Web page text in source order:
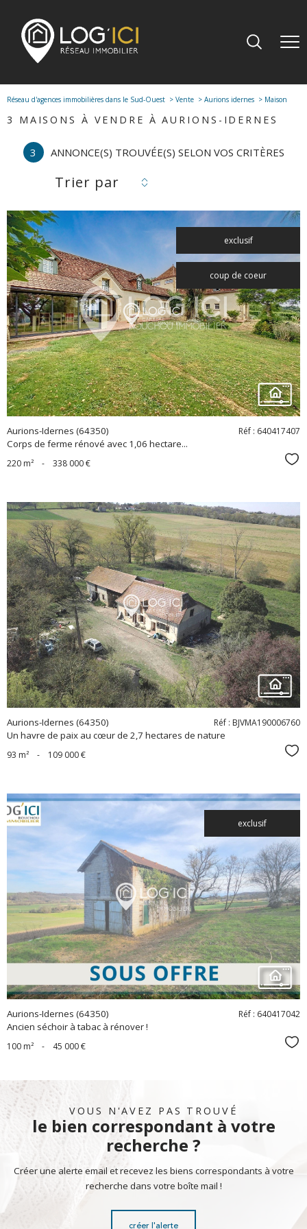
Réseau d'agences immobilières dans le Sud-Ouest Vente Aurions idernes Maison
3 MAISONS À VENDRE À AURIONS-IDERNES
3 ANNONCE(S) TROUVÉE(S) SELON VOS CRITÈRES
Trier par
exclusif
coup de coeur
voir le
bien
Aurions-Idernes (64350)
Corps de ferme rénové avec 1,06 hectare...
Réf : 640417407
220 m² - 338 000 €
voir le
bien
Aurions-Idernes (64350)
Un havre de paix au cœur de 2,7 hectares de nature
Réf : BJVMA190006760
93 m² - 109 000 €
exclusif
voir le
bien
Aurions-Idernes (64350)
Ancien séchoir à tabac à rénover !
Réf : 640417042
100 m² - 45 000 €
VOUS N'AVEZ PAS TROUVÉ
le bien correspondant à votre
recherche ?
Créer une alerte email et recevez les biens correspondants à votre
recherche dans votre boîte mail !
créer l'alerte